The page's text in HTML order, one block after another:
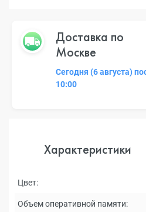
Доставка по
Москве
Сегодня (6 августа)
10:00
Характеристики
Цвет:
Объем оперативной памяти: